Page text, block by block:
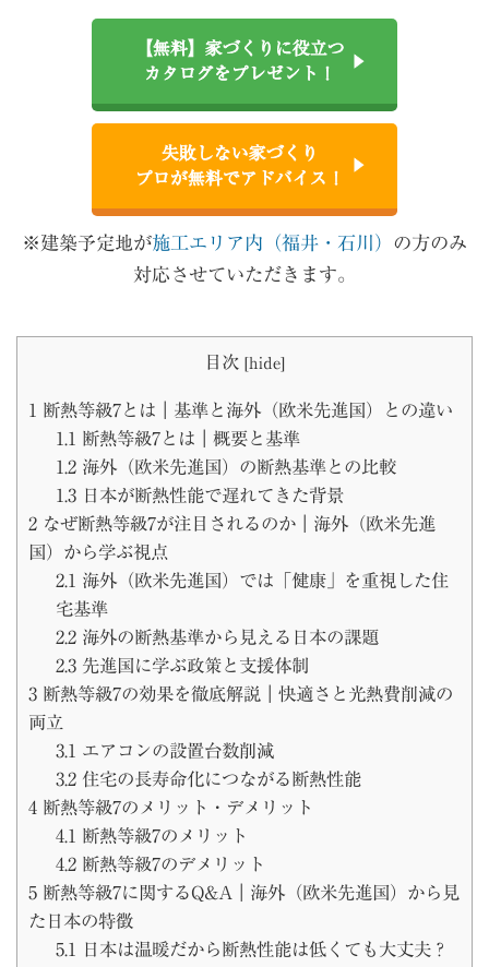
【無料】家づくりに役立つ
カタログをプレゼント！
失敗しない家づくり
プロが無料でアドバイス！
※建築予定地が施工エリア内（福井・石川） の方のみ
対応させていただきます。
目次 [hide]
1
断熱等級7とは｜基準と海外（欧米先進国）との違い
1.1
断熱等級7とは｜概要と基準
1.2海外（欧米先進国）の断熱基準との比較
1.3日本が断熱性能で遅れてきた背景
2 なぜ断熱等級7が注目されるのか｜海外（欧米先進
国）から学ぶ視点
2.1
海外（欧米先進国）では「健康」を重視した住
宅基準
2.2海外の断熱基準から見える日本の課題
2.3先進国に学ぶ政策と支援体制
3 断熱等級7の効果を徹底解説｜快適さと光熱費削減の
両立
3.1
エアコンの設置台数削減
3.2住宅の長寿命化につながる断熱性能
4 断熱等級7のメリット・デメリット
4.1
断熱等級7のメリット
4.2断熱等級7のデメリット
5 断熱等級7に関するQ&A｜海外（欧米先進国）から見
た日本の特徴
5.1
日本は温暖だから断熱性能は低くても大丈夫？